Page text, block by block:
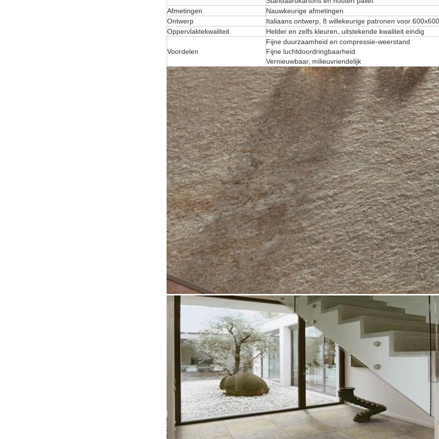
Afmetingen
Nauwkeurige afmetingen
Ontwerp
Italiaans ontwerp, 8 willekeurige patronen voor
Oppervlaktekwaliteit
Helder en zelfs kleuren, uitstekende kwaliteit eindig
Voordelen
Fijne duurzaamheid en compressie-weerstand
Fijne luchtdoordringbaarheid
Vernieuwbaar, milieuvriendelijk